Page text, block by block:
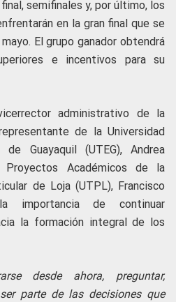
semifinales y, por último, los
en la gran final que se
El grupo ganador obtendrá
e incentivos para su
administrativo de la
de la Universidad
de Guayaquil (UTEG), Andrea
Académicos de la
de Loja (UTPL), Francisco
importancia de continuar
la formación integral de los
desde ahora, preguntar,
parte de las decisiones que